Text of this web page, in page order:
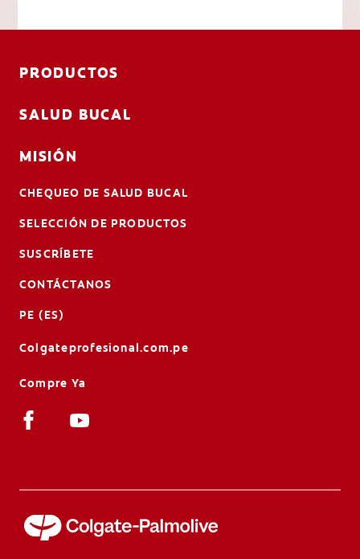
PRODUCTOS
SALUD BUCAL
MISIÓN
CHEQUEO DE SALUD BUCAL
SELECCIÓN DE PRODUCTOS
SUSCRÍBETE
CONTÁCTANOS
PE (ES)
Colgateprofesional.com.pe
Compre Ya